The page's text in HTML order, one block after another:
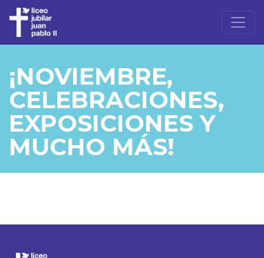
¡NOVIEMBRE,
CELEBRACIONES,
EXPOSICIONES Y
MUCHO MÁS!